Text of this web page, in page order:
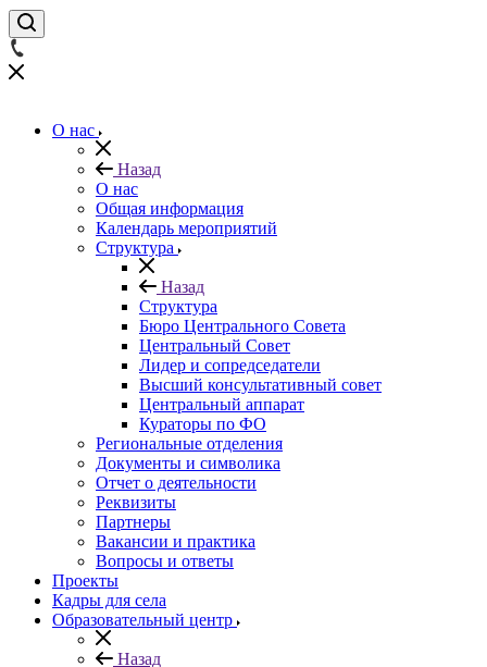
О нас
Назад
О нас
Общая информация
Календарь мероприятий
Структура
Назад
Структура
Бюро Центрального Совета
Центральный Совет
Лидер и сопредседатели
Высший консультативный совет
Центральный аппарат
Кураторы по ФО
Региональные отделения
Документы и символика
Отчет о деятельности
Реквизиты
Партнеры
Вакансии и практика
Вопросы и ответы
Проекты
Кадры для села
Образовательный центр
Назад